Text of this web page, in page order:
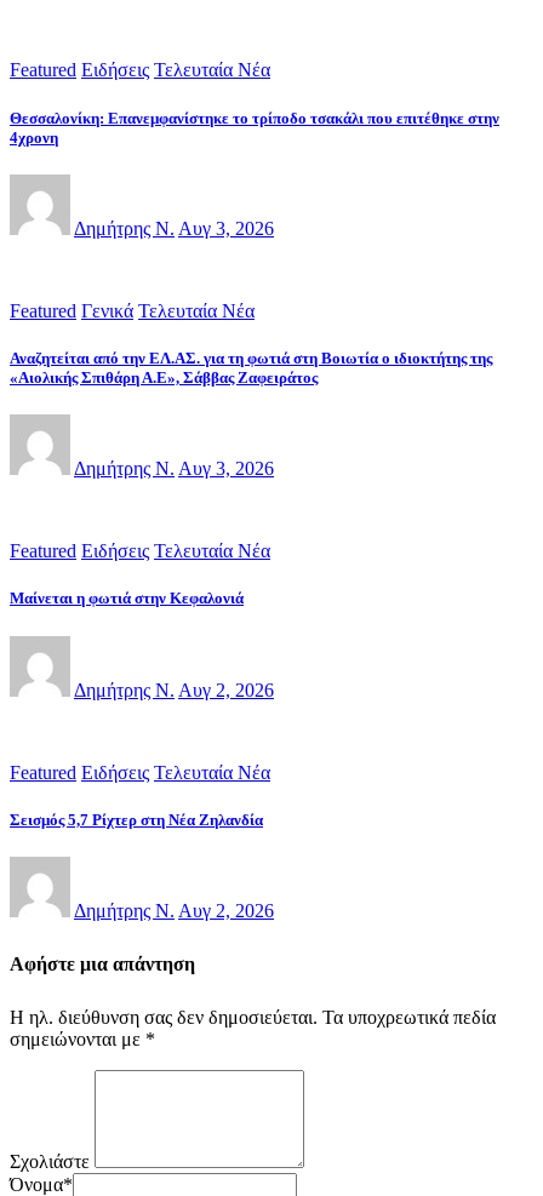
Featured Ειδήσεις Τελευταία Νέα
Θεσσαλονίκη: Επανεμφανίστηκε το τρίποδο τσακάλι που επιτέθηκε στην
4χρονη
Δημήτρης Ν. Αυγ 3, 2026
Featured Γενικά Τελευταία Νέα
Αναζητείται από την ΕΛ.ΑΣ. για τη φωτιά στη Βοιωτία ο ιδιοκτήτης της
«Αιολικής Σπιθάρη Α.Ε», Σάββας Ζαφειράτος
Δημήτρης Ν. Αυγ 3, 2026
Featured Ειδήσεις Τελευταία Νέα
Μαίνεται η φωτιά στην Κεφαλονιά
Δημήτρης Ν. Αυγ 2, 2026
Featured Ειδήσεις Τελευταία Νέα
Σεισμός 5,7 Ρίχτερ στη Νέα Ζηλανδία
Δημήτρης Ν. Αυγ 2, 2026
Αφήστε μια απάντηση
Η ηλ. διεύθυνση σας δεν δημοσιεύεται. Τα υποχρεωτικά πεδία
σημειώνονται με *
Σχολιάστε
Όνομα*